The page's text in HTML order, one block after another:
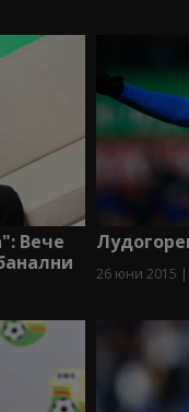
Вече
26 юни 2015 |